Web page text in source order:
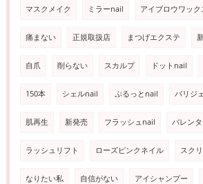
マスクメイク ミラーnail アイブロウワック
痛まない 正規取扱店 まつげエクステ
自爪 削らない スカルプ ドットnail
150本 シェルnail ぷるっとnail パリジ
肌再生 新発売 フラッシュnail バレン
ラッシュリフト ローズピンクネイル スク
なりたい私 自信がない アイシャンプー